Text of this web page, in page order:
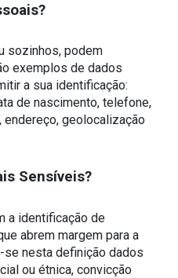
sozinhos, podem
exemplos de dados
a sua identificação:
de nascimento, telefone,
geolocalização
Sensíveis?
a identificação de
abrem margem para a
se nesta definição dados
ou étnica, convicção